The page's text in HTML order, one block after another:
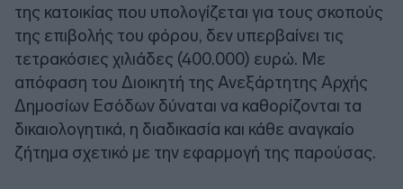
της κατοικίας που υπολογίζεται για τους σκοπούς
της επιβολής του φόρου, δεν υπερβαίνει τις
τετρακόσιες χιλιάδες (400.000) ευρώ. Με
απόφαση του Διοικητή της Ανεξάρτητης Αρχής
Δημοσίων Εσόδων δύναται να καθορίζονται τα
δικαιολογητικά, η διαδικασία και κάθε αναγκαίο
ζήτημα σχετικό με την εφαρμογή της παρούσας.